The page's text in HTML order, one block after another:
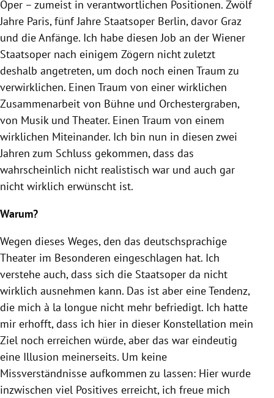
Oper – zumeist in verantwortlichen Positionen. Zwölf
Jahre Paris, fünf Jahre Staatsoper Berlin, davor Graz
und die Anfänge. Ich habe diesen Job an der Wiener
Staatsoper nach einigem Zögern nicht zuletzt
deshalb angetreten, um doch noch einen Traum zu
verwirklichen. Einen Traum von einer wirklichen
Zusammenarbeit von Bühne und Orchestergraben,
von Musik und Theater. Einen Traum von einem
wirklichen Miteinander. Ich bin nun in diesen zwei
Jahren zum Schluss gekommen, dass das
wahrscheinlich nicht realistisch war und auch gar
nicht wirklich erwünscht ist.
Warum?
Wegen dieses Weges, den das deutschsprachige
Theater im Besonderen eingeschlagen hat. Ich
verstehe auch, dass sich die Staatsoper da nicht
wirklich ausnehmen kann. Das ist aber eine Tendenz,
die mich à la longue nicht mehr befriedigt. Ich hatte
mir erhofft, dass ich hier in dieser Konstellation mein
Ziel noch erreichen würde, aber das war eindeutig
eine Illusion meinerseits. Um keine
Missverständnisse aufkommen zu lassen: Hier wurde
inzwischen viel Positives erreicht, ich freue mich